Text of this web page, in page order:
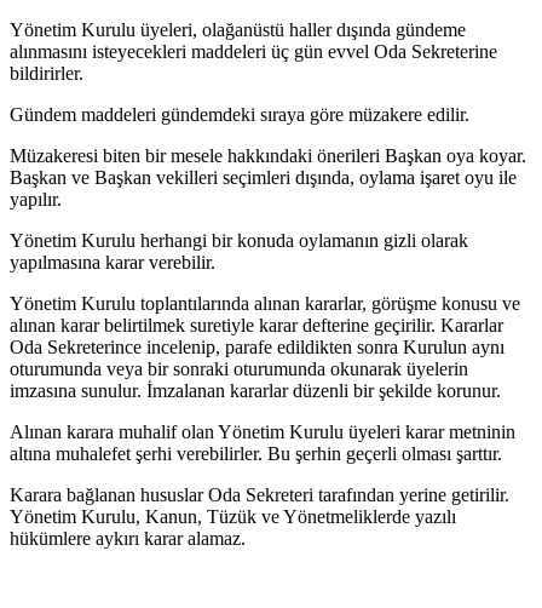
Yönetim Kurulu üyeleri, olağanüstü haller dışında gündeme
alınmasını isteyecekleri maddeleri üç gün evvel Oda Sekreterine
bildirirler.
Gündem maddeleri gündemdeki sıraya göre müzakere edilir.
Müzakeresi biten bir mesele hakkındaki önerileri Başkan oya koyar.
Baş­kan ve Başkan vekilleri seçimleri dışında, oylama işaret oyu ile
yapılır.
Yönetim Kurulu herhangi bir konuda oylamanın gizli olarak
yapılmasına karar verebilir.
Yönetim Kurulu toplantılarında alınan kararlar, görüşme konusu ve
alı­nan karar belirtilmek suretiyle karar defterine geçirilir. Kararlar
Oda Sekreterince incelenip, parafe edildikten sonra Kurulun aynı
oturumun­da veya bir sonraki oturumunda okunarak üyelerin
imzasına sunulur. İm­zalanan kararlar düzenli bir şekilde korunur.
Alınan karara muhalif olan Yönetim Kurulu üyeleri karar metninin
altı­na muhalefet şerhi verebilirler. Bu şerhin geçerli olması şarttır.
Karara bağlanan hususlar Oda Sekreteri tarafından yerine getirilir.
Yö­netim Kurulu, Kanun, Tüzük ve Yönetmeliklerde yazılı
hükümlere aykırı karar alamaz.